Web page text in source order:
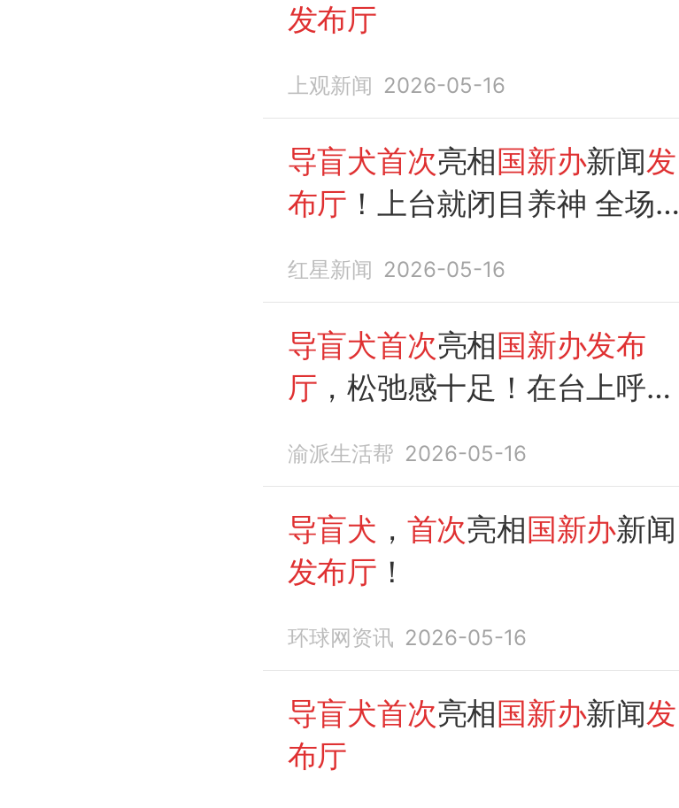
发布厅
上观新闻 2026-05-16
导盲犬首次亮相国新办新闻发
布厅 ！上台就闭目养神 全场被
红星新闻 2026-05-16
导盲犬首次亮相国新办发布
厅 ，松弛感十足！在台上呼呼
渝派生活帮 2026-05-16
导盲犬 ， 首次亮相国新办新闻
发布厅 ！
环球网资讯 2026-05-16
导盲犬首次亮相国新办新闻发
布厅